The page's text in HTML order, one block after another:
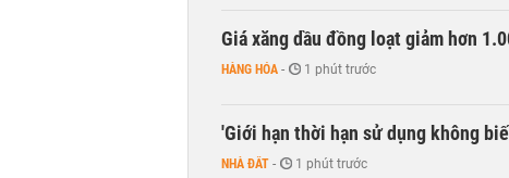
Giá xăng dầu đồng loạt giảm hơn
HÀNG HÓA - 1 phút trước
'Giới hạn thời hạn sử dụng không
NHÀ ĐẤT - 1 phút trước